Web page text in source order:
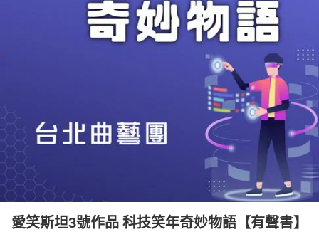
男裝 化妝保養 情趣用品
愛笑斯坦3號作品 科技笑年奇妙物語【有聲書】